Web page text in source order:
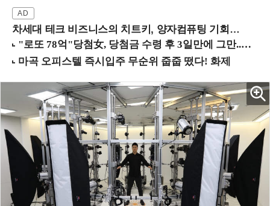
차세대 테크 비즈니스의 치트키, 양자컴퓨팅 기회를 선점하라! (8/28 강남역)